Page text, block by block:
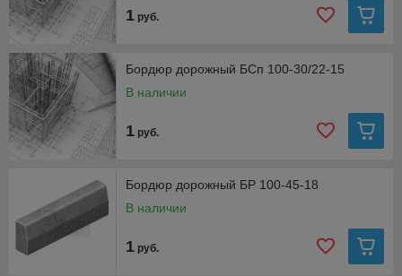
1 руб.
Бордюр дорожный БСп 100-30/22-15
В наличии
1 руб.
Бордюр дорожный БР 100-45-18
В наличии
1 руб.